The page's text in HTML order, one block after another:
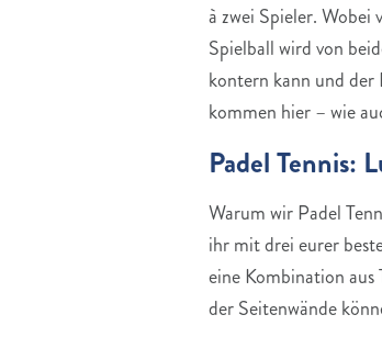
à zwei Spieler. Wobei
Spielball wird von
kontern kann und
kommen hier – wie
Padel Tennis:
Warum wir Padel
ihr mit drei eurer
eine Kombination
der Seitenwände